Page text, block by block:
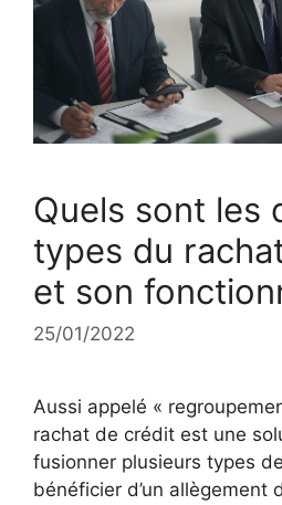
Quels sont les
types du
et son
25/01/2022
Aussi appelé «
rachat de crédit est une
fusionner plusieurs types
bénéficier d’un allègement